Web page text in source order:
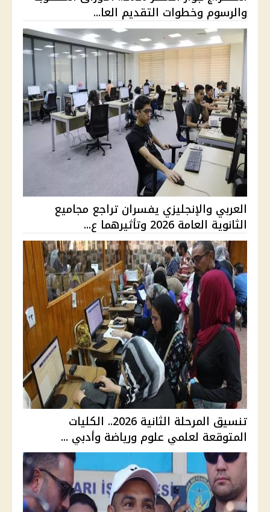
والرسوم وخطوات التقديم العا...
العربي والإنجليزي يفسران تراجع مجاميع
الثانوية العامة 2026 وتأثيرهما ع...
تنسيق المرحلة الثانية 2026.. الكليات
المتوقعة لعلمي علوم ورياضة وأدبي ...